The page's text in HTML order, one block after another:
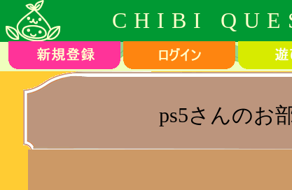
CHIBI
ps5さんのお